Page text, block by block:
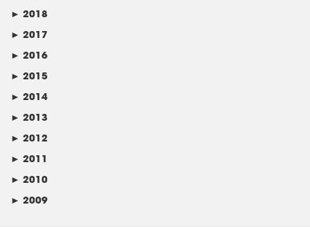
► 2018
► 2017
► 2016
► 2015
► 2014
► 2013
► 2012
► 2011
► 2010
► 2009